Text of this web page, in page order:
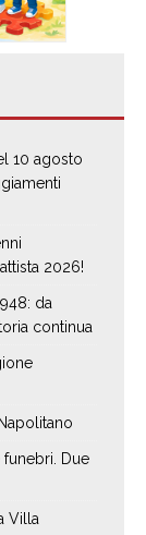
10 agosto
2026!
da
continua
Due
Villa